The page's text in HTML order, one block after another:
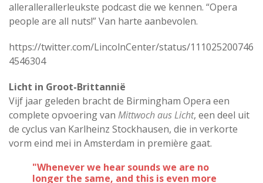
allerallerallerleukste podcast die we kennen. “Opera
people are all nuts!” Van harte aanbevolen.
https://twitter.com/LincolnCenter/status/111025200746
4546304
Licht in Groot-Brittannië
Vijf jaar geleden bracht de Birmingham Opera een
complete opvoering van Mittwoch aus Licht, een deel uit
de cyclus van Karlheinz Stockhausen, die in verkorte
vorm eind mei in Amsterdam in première gaat.
"Whenever we hear sounds we are no
longer the same, and this is even more